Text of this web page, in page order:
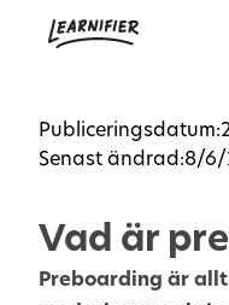
Publiceringsdatum:
Senast ändrad:8/6/
Vad är
Preboarding är